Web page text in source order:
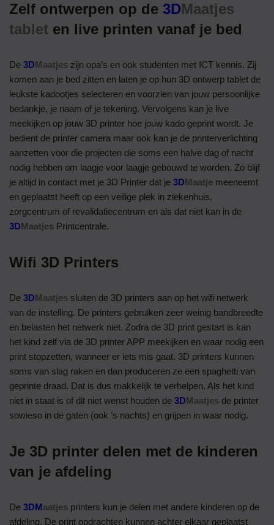
Zelf ontwerpen op de 3DMaatjes
tablet en live printen vanaf je bed
De 3DMaatjes zijn opa’s en ook studenten met ICT kennis. Zij
komen aan je bed zitten en laten je op hun 3D ontwerp tablet de
leukste kadootjes selecteren en voorzien van jouw persoonlijke
bedankje, je naam of je tekening. Vervolgens kan je live
meekijken op jouw 3D printer hoe jouw kado geprint wordt. Je
bedient de printer camera maar ook kan je de printerverlichting
aanzetten voor die projecten die soms een halve dag of nacht
nodig hebben om laagje voor laagje gebouwd te worden. Zo blijf
je altijd in contact met je 3D Printer dat je 3DMaatje meeneemt
en geplaatst heeft op een veilige plek in ziekenhuis,
zorgcentrum of revalidatiecentrum en als dat niet kan in de
3DMaatjes Printcentrale.
Wifi 3D Printers
De 3DMaatjes sluiten de 3D printers aan op het wifi netwerk
van de instelling. De printers gebruiken zeer weinig bandbreedte
en belasten het netwerk niet. Zodra de 3D print gestart is kan
het kind zelf via de 3D printer APP meekijken en waar nodig een
print stopzetten, wanneer er iets mis gaat. 3D printers kunnen
soms van slag raken en dan produceren ze een spaghetti van
geprinte draad. Dat is dus makkelijk te verhelpen. Als het kind
niet in staat is of dit niet wenst houden de 3DMaatjes de printer
sowieso in de gaten (ook ’s nachts) en grijpen in waar nodig.
Je 3D printer delen met de kinderen
van je afdeling
De 3DMaatjes printers kun je delen met andere kinderen op de
afdeling. De print opdrachten kunnen achter elkaar geplaatst